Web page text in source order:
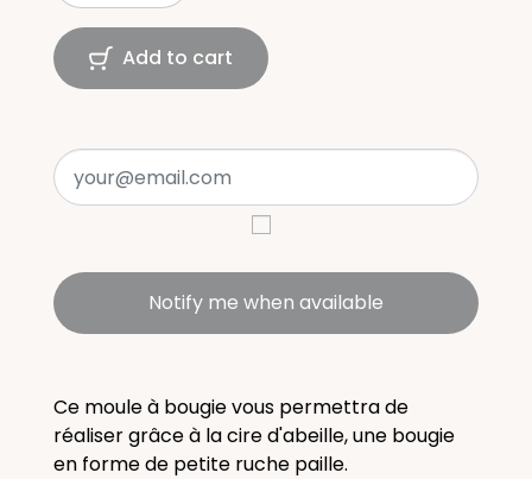
Add to cart
Notify me when available
Ce moule à bougie vous permettra de
réaliser grâce à la cire d'abeille, une bougie
en forme de petite ruche paille.